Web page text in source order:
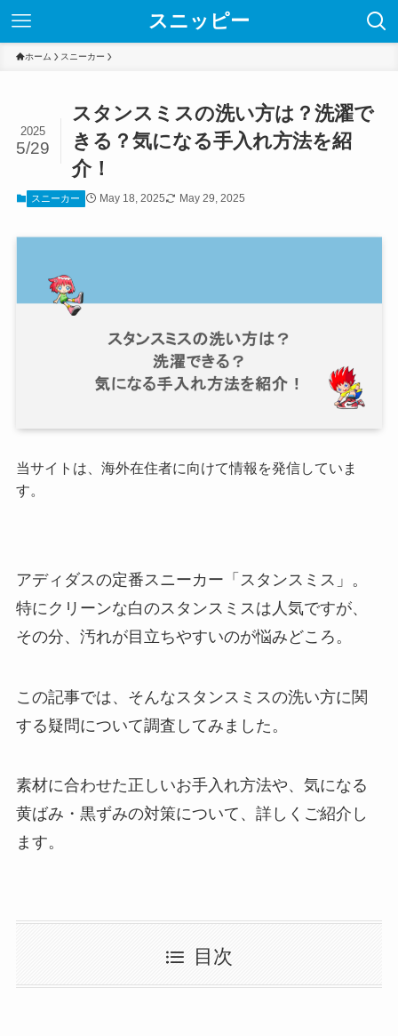
スニッピー
ホーム スニーカー
スタンスミスの洗い方は？洗濯で
きる？気になる手入れ方法を紹
介！
2025
5/29
スニーカー May 18, 2025 May 29, 2025
当サイトは、海外在住者に向けて情報を発信していま
す。
アディダスの定番スニーカー「スタンスミス」。
特にクリーンな白のスタンスミスは人気ですが、
その分、汚れが目立ちやすいのが悩みどころ。
この記事では、そんなスタンスミスの洗い方に関
する疑問について調査してみました。
素材に合わせた正しいお手入れ方法や、気になる
黄ばみ・黒ずみの対策について、詳しくご紹介し
ます。
目次